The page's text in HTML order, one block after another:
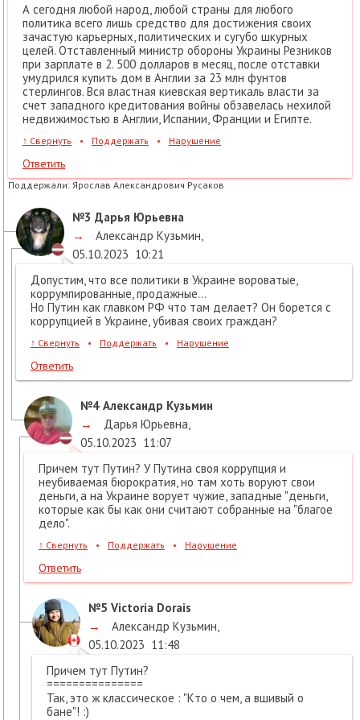
А сегодня любой народ, любой страны для любого
политика всего лишь средство для достижения своих
зачастую карьерных, политических и сугубо шкурных
целей. Отставленный министр обороны Украины Резников
при зарплате в 2. 500 долларов в месяц, после отставки
умудрился купить дом в Англии за 23 млн фунтов
стерлингов. Вся властная киевская вертикаль власти за
счет западного кредитования войны обзавелась нехилой
недвижимостью в Англии, Испании, Франции и Египте.
↑ Свернуть • Поддержать • Нарушение
Ответить
Поддержали: Ярослав Александрович Русаков
№3 Дарья Юрьевна
→
Александр Кузьмин,
05.10.2023 10:21
Допустим, что все политики в Украине вороватые,
коррумпированные, продажные...
Но Путин как главком РФ что там делает? Он борется с
коррупцией в Украине, убивая своих граждан?
↑ Свернуть • Поддержать • Нарушение
Ответить
№4 Александр Кузьмин
→
Дарья Юрьевна,
05.10.2023 11:07
Причем тут Путин? У Путина своя коррупция и
неубиваемая бюрократия, но там хоть воруют свои
деньги, а на Украине ворует чужие, западные "деньги,
которые как бы как они считают собранные на "благое
дело".
↑ Свернуть • Поддержать • Нарушение
Ответить
№5 Victoria Dorais
→
Александр Кузьмин,
05.10.2023 11:48
Причем тут Путин?
===============
Так, это ж классическое : "Кто о чем, а вшивый о
бане"! :)